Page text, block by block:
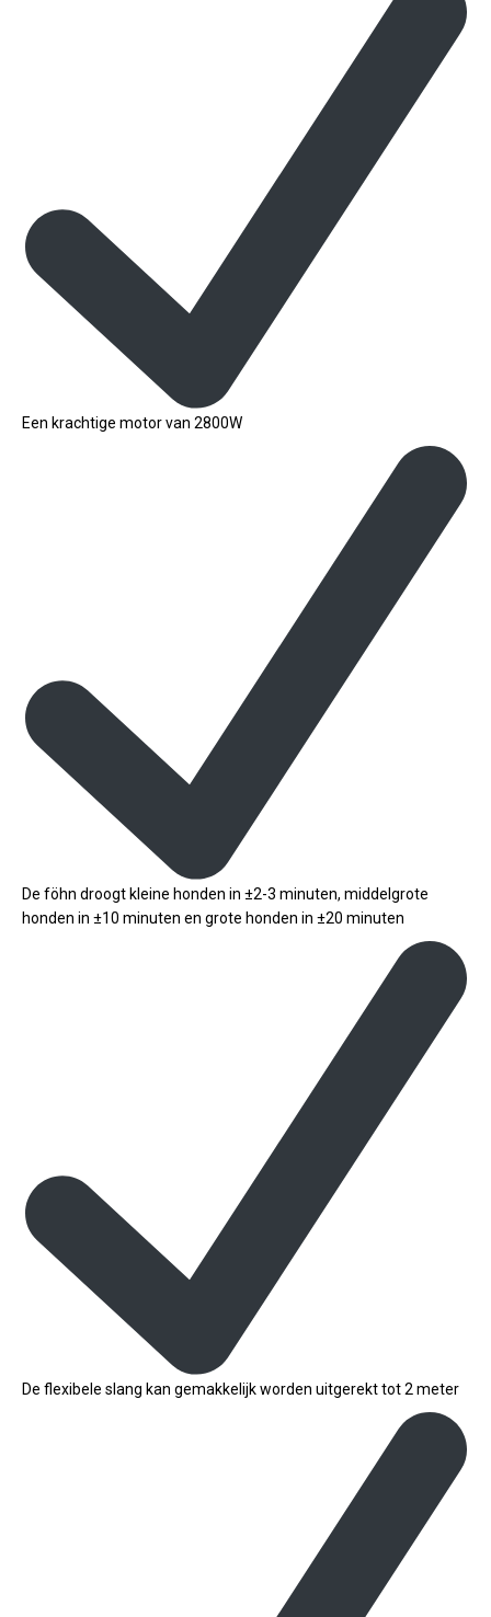
Een krachtige motor van 2800W
De föhn droogt kleine honden in ±2-3 minuten, middelgrote
honden in ±10 minuten en grote honden in ±20 minuten
De flexibele slang kan gemakkelijk worden uitgerekt tot 2 meter